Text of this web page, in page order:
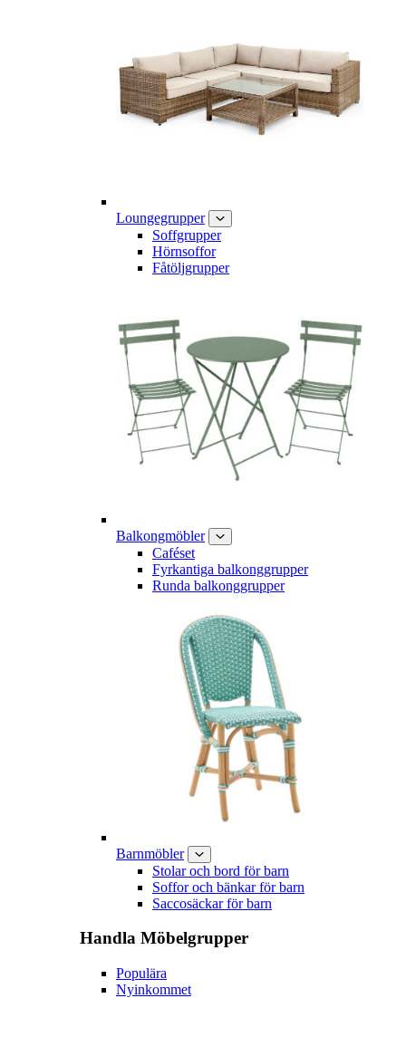
Loungegrupper
Soffgrupper
Hörnsoffor
Fåtöljgrupper
Balkongmöbler
Caféset
Fyrkantiga balkonggrupper
Runda balkonggrupper
Barnmöbler
Stolar och bord för barn
Soffor och bänkar för barn
Saccosäckar för barn
Handla Möbelgrupper
Populära
Nyinkommet